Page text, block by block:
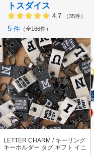
トスダイス
4.7 （35件）
5 件 全166件
LETTER CHARM / キーリング
キーホルダー タグ ギフト イニ